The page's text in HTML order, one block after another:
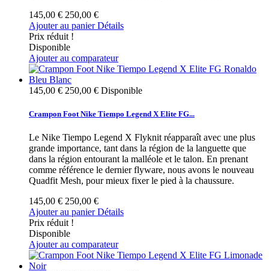
145,00 € 250,00 €
Ajouter au panier Détails
Prix réduit !
Disponible
Ajouter au comparateur
145,00 € 250,00 € Disponible
Crampon Foot Nike Tiempo Legend X Elite FG...
Le Nike Tiempo Legend X Flyknit réapparaît avec une plus
grande importance, tant dans la région de la languette que
dans la région entourant la malléole et le talon. En prenant
comme référence le dernier flyware, nous avons le nouveau
Quadfit Mesh, pour mieux fixer le pied à la chaussure.
145,00 € 250,00 €
Ajouter au panier Détails
Prix réduit !
Disponible
Ajouter au comparateur